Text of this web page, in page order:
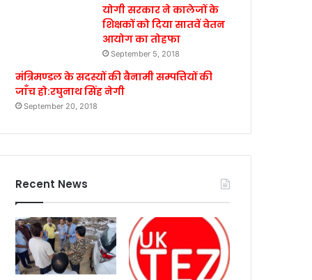
योगी सरकार ने कालेजों के
शिक्षकों को दिया सातवें वेतन
आयोग का तोहफा
September 5, 2018
मंत्रिमण्डल के सदस्यों की बैनामी सम्पत्तियों की
जाँच हो:रघुनाथ सिंह नेगी
September 20, 2018
Recent News